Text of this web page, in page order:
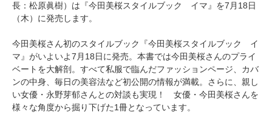
長：松原眞樹）は『今田美桜スタイルブック イマ』を7月18日
（木）に発売します。
今田美桜さん初のスタイルブック『今田美桜スタイルブック イ
マ』がいよいよ7月18日に発売。本書では今田美桜さんのプライ
ベートを大解剖。すべて私服で臨んだファッションページ、カバ
ンの中身、毎日の美容法など初公開の情報が満載。さらに、親し
い女優・永野芽郁さんとの対談も実現！ 女優・今田美桜さんを
様々な角度から掘り下げた1冊となっています。